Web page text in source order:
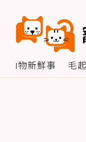
動物新鮮事 毛